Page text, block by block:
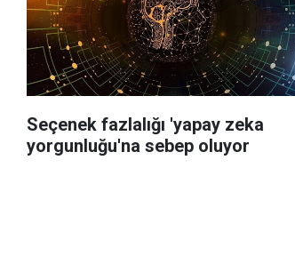
Seçenek fazlalığı 'yapay zeka
yorgunluğu'na sebep oluyor